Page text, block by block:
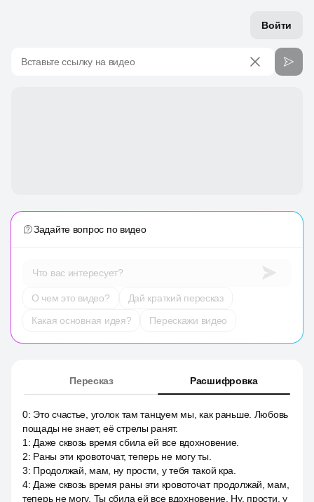
Войти
Вставьте ссылку на видео
Задайте вопрос по видео
Что вас интересует?
О чем это видео?
Дай краткий пересказ
Какая основная идея?
Перескажи видео
Пересказ Расшифровка
0: Это счастье, уголок там танцуем мы, как раньше. Любовь
пощады не знает, её стрелы ранят.
1 : Даже сквозь время сбила ей все вдохновение.
2: Раны эти кровоточат, теперь не могу ты.
3: Продолжай, мам, ну прости, у тебя такой кра.
4: Даже сквозь время раны эти кровоточат продолжай, мам,
теперь не могу. Ты сбила ей все вдохновение. Ну, прости, у